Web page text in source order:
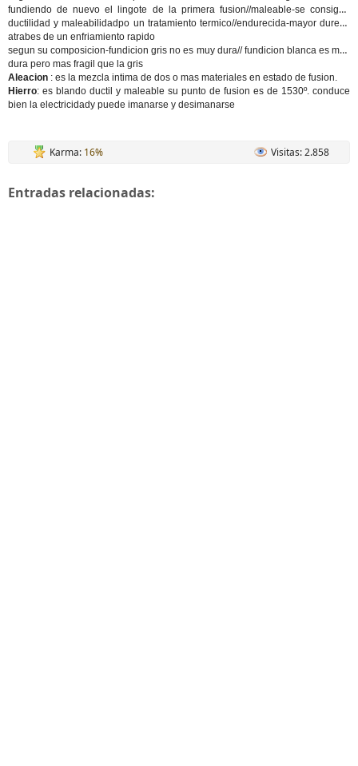
fundiendo de nuevo el lingote de la primera fusion//maleable-se consigue
ductilidad y maleabilidadpo un tratamiento termico//endurecida-mayor dureza
atrabes de un enfriamiento rapido
segun su composicion-fundicion gris no es muy dura//fundicion blancaes mas
dura pero mas fragil que la gris
Aleacion : es la mezcla intima de dos o mas materiales en estado de fusion.
Hierro: es blando ductil y maleable su punto de fusion es de 1530º. conduce
bien la electricidady puede imanarse y desimanarse
Karma: 16% Visitas: 2.858
Entradas relacionadas: